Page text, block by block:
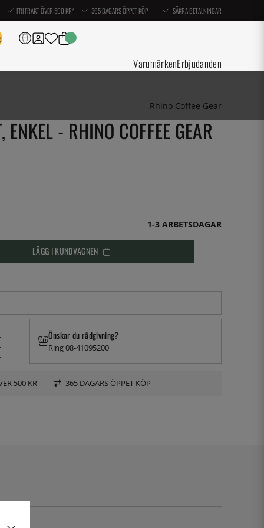
FRI FRAKT ÖVER 500 KR* 365 DAGARS ÖPPET KÖP SÄKRA BETALNINGAR
VarumärkenErbjudanden
Rhino Coffee Gear
- RHINO COFFEE GEAR
1-3 ARBETSDAGAR
LÄGG I KUNDVAGNEN
Önskar du rådgivning?
Ring 08-41095200
500 KR 365 DAGARS ÖPPET KÖP